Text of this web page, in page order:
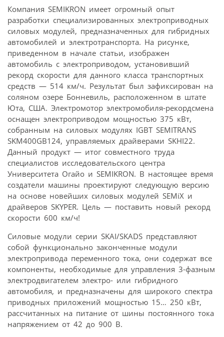
Компания SEMIKRON имеет огромный опыт
разработки специализированных электроприводных
силовых модулей, предназначенных для гибридных
автомобилей и электротранспорта. На рисунке,
приведенном в начале статьи, изображен
автомобиль с электроприводом, установивший
рекорд скорости для данного класса транспортных
средств — 514 км/ч. Результат был зафиксирован на
соляном озере Бонневиль, расположенном в штате
Юта, США. Электромотор электромобиля-рекордсмена
оснащен электроприводом мощностью 375 кВт,
собранным на силовых модулях IGBT SEMITRANS
SKM400GB124, управляемых драйверами SKHI22.
Данный продукт — итог совместного труда
специалистов исследовательского центра
Университета Огайо и SEMIKRON. В настоящее время
создатели машины проектируют следующую версию
на основе новейших силовых модулей SEMiX и
драйверов SKYPER. Цель — поставить новый рекорд
скорости 600 км/ч!
Силовые модули серии SKAI/SKADS представляют
собой функционально законченные модули
электропривода переменного тока, они содержат все
компоненты, необходимые для управления 3-фазным
электродвигателем электро- или гибридного
автомобиля, и предназначены для широкого спектра
приводных приложений мощностью 15… 250 кВт,
рассчитанных на питание от шины постоянного тока
напряжением от 42 до 900 В.